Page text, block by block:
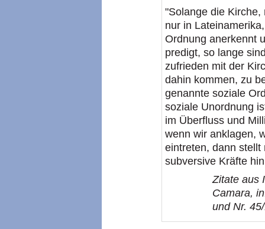
"Solange die
nur in
Ordnung anerkennt
predigt, so lange
zufrieden mit der
dahin kommen, zu
genannte soziale
soziale Unordnung
im Überfluss und
wenn wir anklagen,
eintreten, dann stellt
subversive Kräfte
Zitate aus
Camara,
und Nr.